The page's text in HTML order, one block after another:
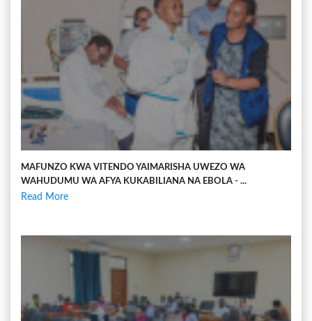
MAFUNZO KWA VITENDO YAIMARISHA UWEZO WA
WAHUDUMU WA AFYA KUKABILIANA NA EBOLA - ...
Read More